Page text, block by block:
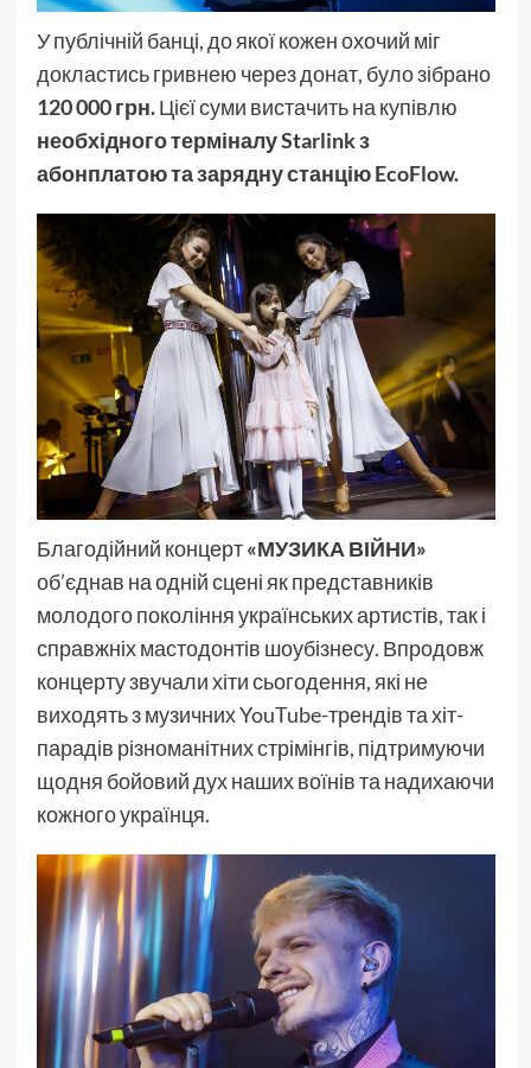
У публічній банці, до якої кожен охочий міг
докластись гривнею через донат, було зібрано
120 000 грн.Цієї суми вистачить на купівлю
необхідного терміналу Starlink з
абонплатою та зарядну станцію EcoFlow.
Благодійний концерт«МУЗИКА ВІЙНИ»
об’єднав на одній сцені як представників
молодого покоління українських артистів, так і
справжніх мастодонтів шоубізнесу. Впродовж
концерту звучали хіти сьогодення, які не
виходять з музичних YouTube-трендів та хіт-
парадів різноманітних стрімінгів, підтримуючи
щодня бойовий дух наших воїнів та надихаючи
кожного українця.